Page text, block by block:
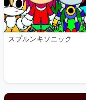
スプルンキソニック